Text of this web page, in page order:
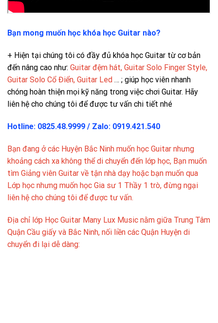
Bạn mong muốn học khóa học Guitar nào?
+ Hiện tại chúng tôi có đầy đủ khóa học Guitar từ cơ bản
đến nâng cao như: Guitar đệm hát, Guitar Solo Finger Style,
Guitar Solo Cổ Điển, Guitar Led … ; giúp học viên nhanh
chóng hoàn thiện mọi kỹ năng trong việc chơi Guitar. Hãy
liên hệ cho chúng tôi để được tư vấn chi tiết nhé
Hotline: 0825.48.9999 / Zalo: 0919.421.540
Bạn đang ở các Huyện Bắc Ninh muốn học Guitar nhưng
khoảng cách xa không thể di chuyển đến lớp học, Bạn muốn
tìm Giảng viên Guitar về tận nhà dạy hoặc bạn muốn qua
Lớp học nhưng muốn học Gia sư 1 Thầy 1 trò, đừng ngại
liên hệ cho chúng tôi để được tư vấn.
Địa chỉ lớp Học Guitar Many Lux Music nằm giữa Trung Tâm
Quận Cầu giấy và Bắc Ninh, nối liền các Quận Huyện di
chuyển đi lại dễ dàng: